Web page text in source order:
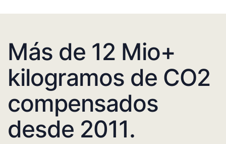
Más de 12 Mio+
kilogramos de CO2
compensados
desde 2011.